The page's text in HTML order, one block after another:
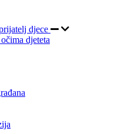
djece
djeteta